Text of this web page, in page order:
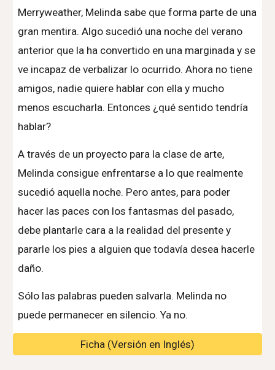
Merryweather, Melinda sabe que forma parte de una
gran mentira. Algo sucedió una noche del verano
anterior que la ha convertido en una marginada y se
ve incapaz de verbalizar lo ocurrido. Ahora no tiene
amigos, nadie quiere hablar con ella y mucho
menos escucharla. Entonces ¿qué sentido tendría
hablar?
A través de un proyecto para la clase de arte,
Melinda consigue enfrentarse a lo que realmente
sucedió aquella noche. Pero antes, para poder
hacer las paces con los fantasmas del pasado,
debe plantarle cara a la realidad del presente y
pararle los pies a alguien que todavía desea hacerle
daño.
Sólo las palabras pueden salvarla. Melinda no
puede permanecer en silencio. Ya no.
Ficha (Versión en Inglés)